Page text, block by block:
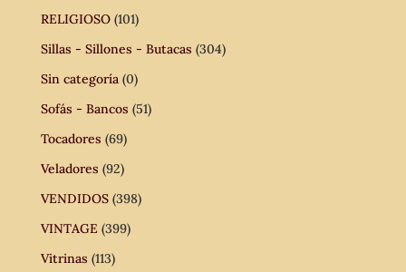
RELIGIOSO (101)
Sillas - Sillones - Butacas (304)
Sin categoría (0)
Sofás - Bancos (51)
Tocadores (69)
Veladores (92)
VENDIDOS (398)
VINTAGE (399)
Vitrinas (113)